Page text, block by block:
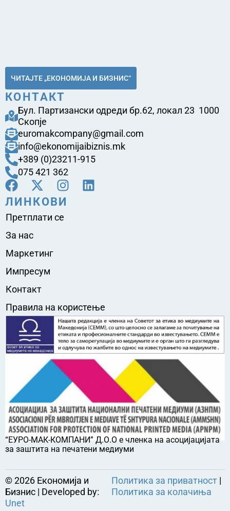
ЧИТАЈТЕ „ЕКОНОМИЈА И БИЗНИС“
КОНТАКТ
Бул. Партизански одреди бр.62, локал 23 1000
Скопје
euromakcompany@gmail.com
info@ekonomijaibiznis.mk
+389 (0)23211-915
075 421 362
ЛИНКОВИ
Претплати се
За нас
Маркетинг
Импресум
Контакт
Правила на користење
“ЕУРО-МАК-КОМПАНИ” Д.О.О е членка на асоцијацијата
за заштита на печатени медиуми
©2026 Економија и
Бизнис | Developed by:
Unet
Политика за приватност |
Политика за колачиња